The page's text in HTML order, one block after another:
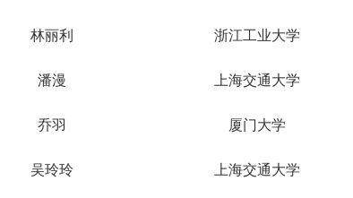
林丽利 浙江工业大学
潘漫 上海交通大学
乔羽 厦门大学
吴玲玲 上海交通大学